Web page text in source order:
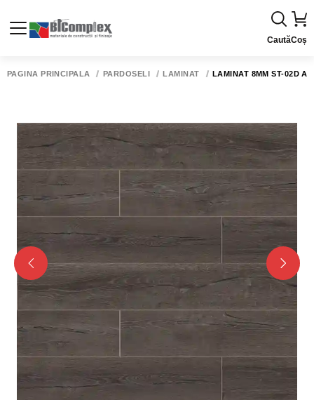
CautăCoș
PAGINA PRINCIPALĂ PARDOSELI LAMINAT LAMINAT 8MM ST-02D